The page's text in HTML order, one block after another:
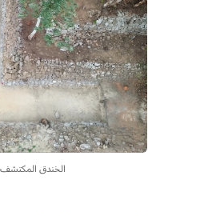
الخندق المكتشف